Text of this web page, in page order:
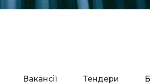
Вакансії Тендери